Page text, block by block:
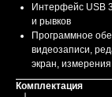
Интерфейс USB
и рывков
Программное
видеозаписи,
экран,
Комплектация